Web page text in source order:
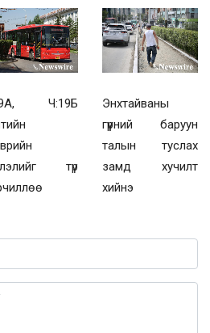
Ч:19Б
түр
Энхтайваны
гүүрний баруун
талын туслах
замд хучилт
хийнэ